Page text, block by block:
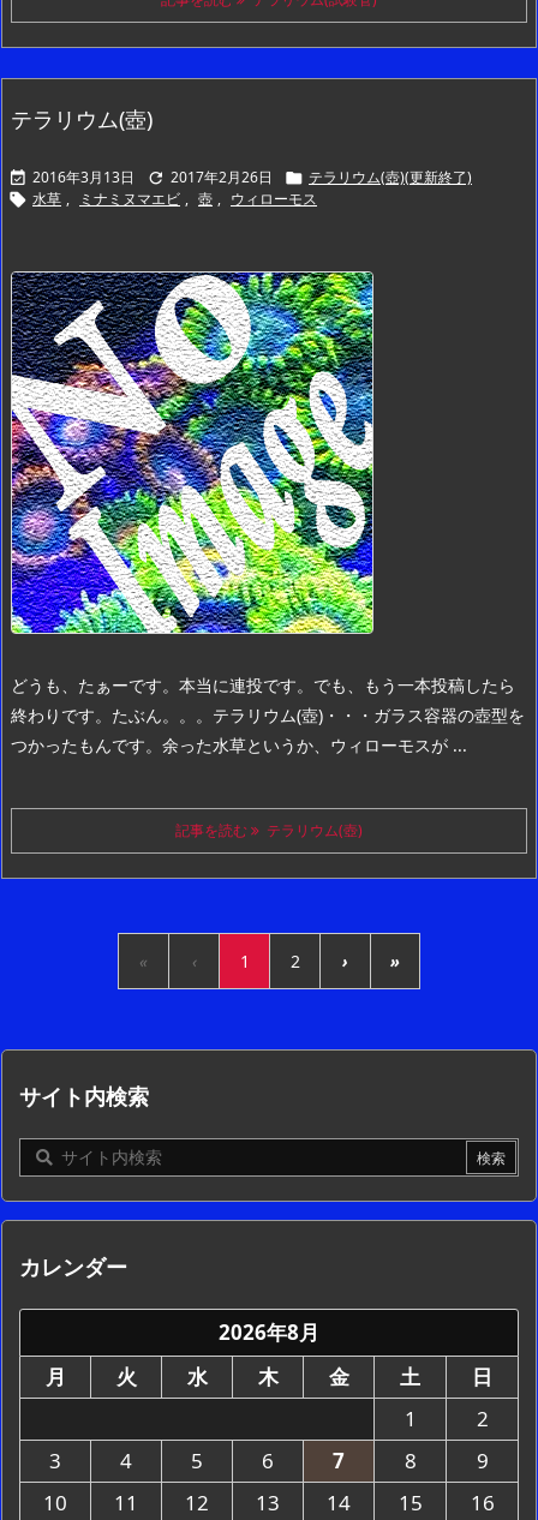
テラリウム(壺)
 2016年3月13日  2017年2月26日  テラリウム(壺)(更新終了)
 水草 , ミナミヌマエビ , 壺 , ウィローモス
どうも、たぁーです。 本当に連投です。 でも、もう一本投稿したら
終わりです。 たぶん。。。 テラリウム(壺)・・・ガラス容器の壺型を
つかったもんです。 余った水草というか、ウィローモスが ...
記事を読む テラリウム(壺)
« ‹ 1 2 › »
サイト内検索
カレンダー
2026年8月
月
火 水 木 金 土
日
1
2
3
4 5 6 7 8
9
10
11 12 13 14 15
16